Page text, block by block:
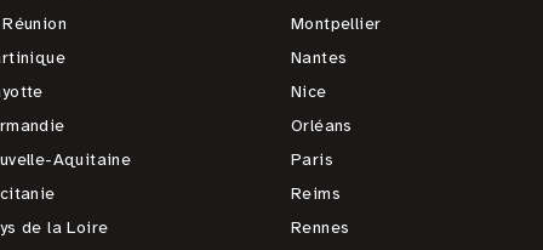
Aquitaine
de la Loire
Montpellier
Nantes
Nice
Orléans
Paris
Reims
Rennes